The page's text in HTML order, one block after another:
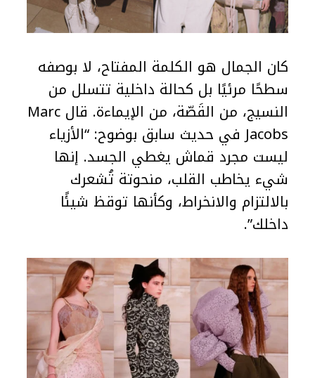
كان الجمال هو الكلمة المفتاح، لا بوصفه
سطحًا مرئيًا بل كحالة داخلية تتسلل من
النسيج، من القَصّة، من الإيماءة. قال Marc
Jacobs في حديث سابق بوضوح: “الأزياء
ليست مجرد قماش يغطي الجسد. إنها
شيء يخاطب القلب، منحوتة تُشعرك
بالالتزام والانخراط، وكأنها توقظ شيئًا
داخلك”.